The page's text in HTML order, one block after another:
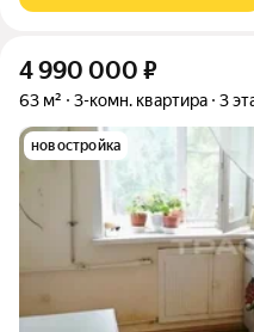
4 990 000 ₽
63 м² 3-комн. квартира 3
новостройка